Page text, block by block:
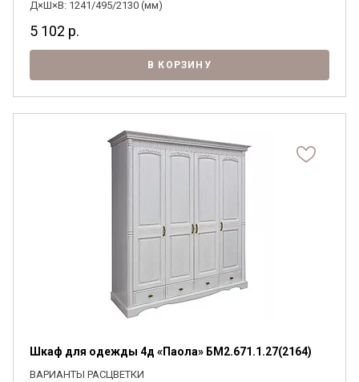
Д×Ш×В: 1241/495/2130 (мм)
5 102 р.
В КОРЗИНУ
Шкаф для одежды 4д «Паола» БМ2.671.1.27(2164)
ВАРИАНТЫ РАСЦВЕТКИ